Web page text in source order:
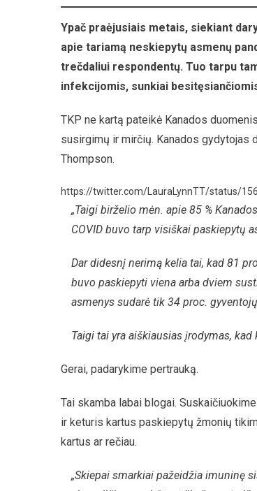
Ypač praėjusiais metais, siekiant
apie tariamą neskiepytų asmenų
trečdaliui respondentų. Tuo tarpu
infekcijomis, sunkiai
TKP ne kartą pateikė Kanados
susirgimų ir mirčių. Kanados gydytojas
Thompson.
https://twitter.com/LauraLynnTT/status/
„Taigi birželio mėn. apie 85 %
COVID buvo tarp visiškai paskiepytų
Dar didesnį nerimą kelia tai, kad 81
buvo paskiepyti viena arba dviem
asmenys sudarė tik 34 proc.
Taigi tai yra aiškiausias įrodymas,
Gerai, padarykime pertrauką.
Tai skamba labai blogai.
ir keturis kartus paskiepytų žmonių
kartus ar rečiau.
„Skiepai smarkiai pažeidžia imuninę